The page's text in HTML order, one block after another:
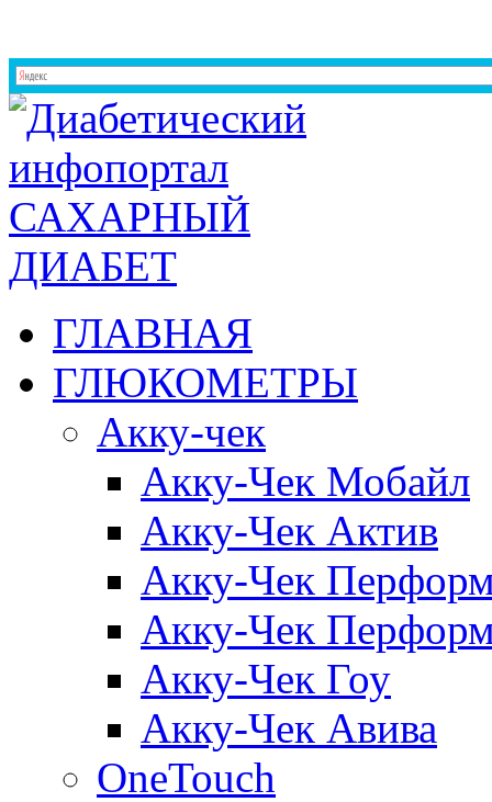
ГЛАВНАЯ
ГЛЮКОМЕТРЫ
Акку-чек
Акку-Чек Мобайл
Акку-Чек Актив
Акку-Чек
Акку-Чек
Акку-Чек Гоу
Акку-Чек Авива
OneTouch